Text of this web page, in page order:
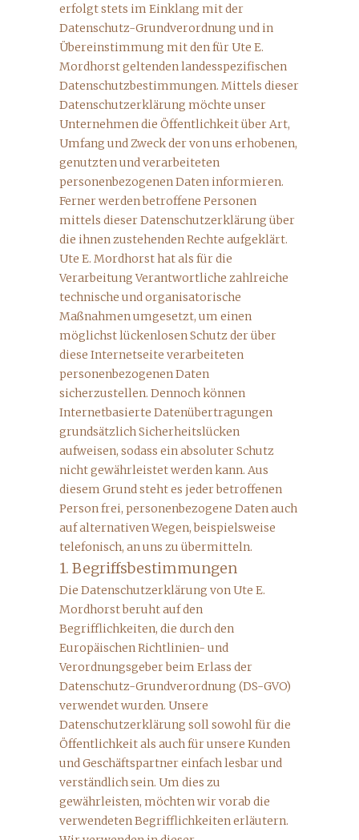
erfolgt stets im Einklang mit der
Datenschutz-Grundverordnung und in
Übereinstimmung mit den für Ute E.
Mordhorst geltenden landesspezifischen
Datenschutzbestimmungen. Mittels dieser
Datenschutzerklärung möchte unser
Unternehmen die Öffentlichkeit über Art,
Umfang und Zweck der von uns erhobenen,
genutzten und verarbeiteten
personenbezogenen Daten informieren.
Ferner werden betroffene Personen
mittels dieser Datenschutzerklärung über
die ihnen zustehenden Rechte aufgeklärt.
Ute E. Mordhorst hat als für die
Verarbeitung Verantwortliche zahlreiche
technische und organisatorische
Maßnahmen umgesetzt, um einen
möglichst lückenlosen Schutz der über
diese Internetseite verarbeiteten
personenbezogenen Daten
sicherzustellen. Dennoch können
Internetbasierte Datenübertragungen
grundsätzlich Sicherheitslücken
aufweisen, sodass ein absoluter Schutz
nicht gewährleistet werden kann. Aus
diesem Grund steht es jeder betroffenen
Person frei, personenbezogene Daten auch
auf alternativen Wegen, beispielsweise
telefonisch, an uns zu übermitteln.
1. Begriffsbestimmungen
Die Datenschutzerklärung von Ute E.
Mordhorst beruht auf den
Begrifflichkeiten, die durch den
Europäischen Richtlinien- und
Verordnungsgeber beim Erlass der
Datenschutz-Grundverordnung (DS-GVO)
verwendet wurden. Unsere
Datenschutzerklärung soll sowohl für die
Öffentlichkeit als auch für unsere Kunden
und Geschäftspartner einfach lesbar und
verständlich sein. Um dies zu
gewährleisten, möchten wir vorab die
verwendeten Begrifflichkeiten erläutern.